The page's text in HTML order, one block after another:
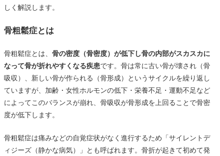
しく解説します。
骨粗鬆症とは
骨粗鬆症とは、 骨の密度（骨密度）が低下し骨の内部がスカスカに
なって骨が折れやすくなる疾患です。骨は常に古い骨が壊され（骨
吸収）、新しい骨が作られる（骨形成）というサイクルを繰り返し
ていますが、加齢・女性ホルモンの低下・栄養不足・運動不足など
によってこのバランスが崩れ、骨吸収が骨形成を上回ることで骨密
度が低下します。
骨粗鬆症は痛みなどの自覚症状がなく進行するため「サイレントデ
ィジーズ（静かな病気）」とも呼ばれます。骨折が起きて初めて発